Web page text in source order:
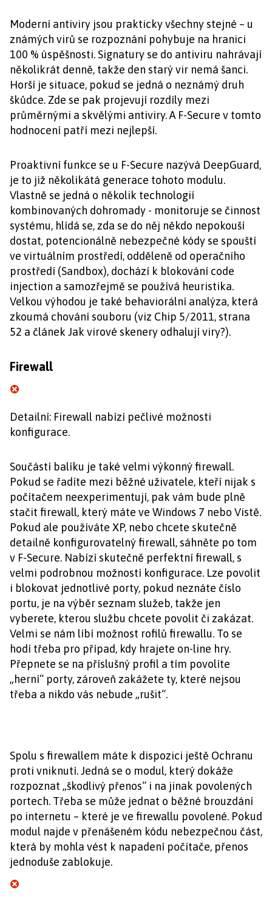
Moderní antiviry jsou prakticky všechny stejné – u
známých virů se rozpoznání pohybuje na hranici
100 % úspěšnosti. Signatury se do antiviru nahrávají
několikrát denně, takže den starý vir nemá šanci.
Horší je situace, pokud se jedná o neznámý druh
škůdce. Zde se pak projevují rozdíly mezi
průměrnými a skvělými antiviry. A F-Secure v tomto
hodnocení patří mezi nejlepší.
Proaktivní funkce se u F-Secure nazývá DeepGuard,
je to již několikátá generace tohoto modulu.
Vlastně se jedná o několik technologií
kombinovaných dohromady - monitoruje se činnost
systému, hlídá se, zda se do něj někdo nepokouší
dostat, potencionálně nebezpečné kódy se spouští
ve virtuálním prostředí, odděleně od operačního
prostředí (Sandbox), dochází k blokování code
injection a samozřejmě se používá heuristika.
Velkou výhodou je také behaviorální analýza, která
zkoumá chování souboru (viz Chip 5/2011, strana
52 a článek Jak virové skenery odhalují viry?).
Firewall
Detailní: Firewall nabízí pečlivé možnosti
konfigurace.
Součástí balíku je také velmi výkonný firewall.
Pokud se řadíte mezi běžné uživatele, kteří nijak s
počítačem neexperimentují, pak vám bude plně
stačit firewall, který máte ve Windows 7 nebo Vistě.
Pokud ale používáte XP, nebo chcete skutečně
detailně konfigurovatelný firewall, sáhněte po tom
v F-Secure. Nabízí skutečně perfektní firewall, s
velmi podrobnou možností konfigurace. Lze povolit
i blokovat jednotlivé porty, pokud neznáte číslo
portu, je na výběr seznam služeb, takže jen
vyberete, kterou službu chcete povolit či zakázat.
Velmi se nám líbí možnost rofilů firewallu. To se
hodí třeba pro případ, kdy hrajete on-line hry.
Přepnete se na příslušný profil a tím povolíte
„herní“ porty, zároveň zakážete ty, které nejsou
třeba a nikdo vás nebude „rušit“.
Spolu s firewallem máte k dispozici ještě Ochranu
proti vniknutí. Jedná se o modul, který dokáže
rozpoznat „škodlivý přenos“ i na jinak povolených
portech. Třeba se může jednat o běžné brouzdání
po internetu – které je ve firewallu povolené. Pokud
modul najde v přenášeném kódu nebezpečnou část,
která by mohla vést k napadení počítače, přenos
jednoduše zablokuje.